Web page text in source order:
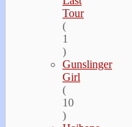
Tour
(
1
)
Gunslinger
Girl
(
10
)